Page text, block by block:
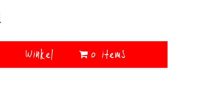
Winkel 0 items